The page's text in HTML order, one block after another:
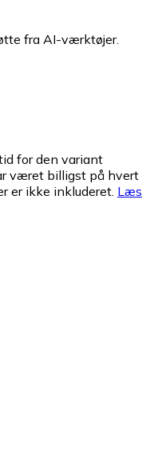
fra AI-værktøjer.
for den variant
været billigst på hvert
er ikke inkluderet. Læs